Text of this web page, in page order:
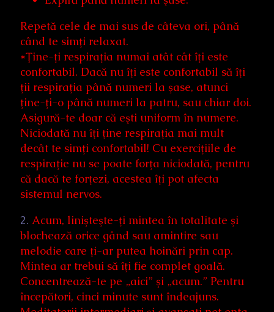
Repetă cele de mai sus de câteva ori, până
când te simţi relaxat.
*Ţine-ţi respiraţia numai atât cât îţi este
confortabil. Dacă nu îţi este confortabil să îţi
ţii respiraţia până numeri la şase, atunci
ţine-ţi-o până numeri la patru, sau chiar doi.
Asigură-te doar că eşti uniform în numere.
Niciodată nu îţi ţine respiraţia mai mult
decât te simţi confortabil! Cu exerciţiile de
respiraţie nu se poate forţa niciodată, pentru
că dacă te forţezi, acestea îţi pot afecta
sistemul nervos.
2. Acum, linişteşte-ţi mintea în totalitate şi
blochează orice gând sau amintire sau
melodie care ţi-ar putea hoinări prin cap.
Mintea ar trebui să îţi fie complet goală.
Concentrează-te pe „aici” şi „acum.” Pentru
începători, cinci minute sunt îndeajuns.